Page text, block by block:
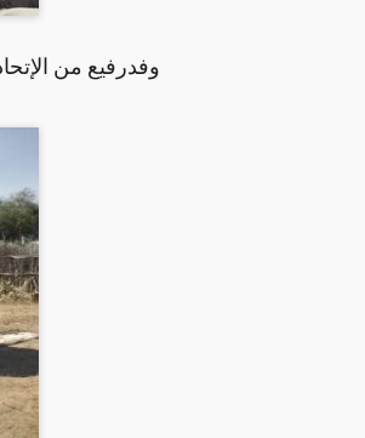
وفدرفيع من